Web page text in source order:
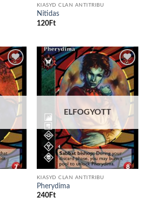
KIASYD CLAN ANTITRIBU
Nitidas
120Ft
Add to
wishlist
Add to
wishlist
ELFOGYOTT
KIASYD CLAN ANTITRIBU
Pherydima
240Ft